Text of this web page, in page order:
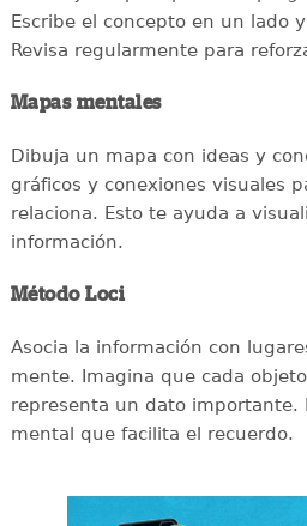
Escribe el concepto en un lado
Revisa regularmente para
Mapas mentales
Dibuja un mapa con ideas y
gráficos y conexiones visuales
relaciona. Esto te ayuda a
información.
Método Loci
Asocia la información con
mente. Imagina que cada
representa un dato importante.
mental que facilita el recuerdo.